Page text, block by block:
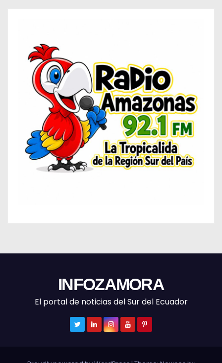
INFOZAMORA
El portal de noticias del Sur del Ecuador